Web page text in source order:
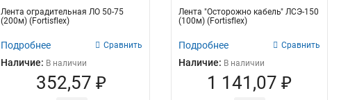
(200м) 81983
Лента оградительная ЛО 50-75
(200м) (Fortisflex)
Подробнее Сравнить
Наличие: В наличии
352,57 ₽
Лента "Осторожно кабель" ЛСЭ-150
(100м) (Fortisflex)
Подробнее Сравнить
Наличие: В наличии
1 141,07 ₽